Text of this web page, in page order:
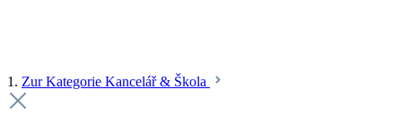
1. Zur Kategorie Kancelář & Škola